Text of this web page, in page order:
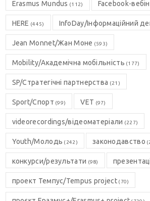
Erasmus Mundus (112) Facebook-
HERE (445) InfoDay/Інформаційний
Jean Monnet/Жан Моне (593)
Mobility/Академічна мобільність (177)
SP/Стратегічні партнерства (21)
Sport/Спорт (99) VET (97)
videorecordings/відеоматеріали (227)
Youth/Молодь (242) законодавство
конкурси/результати (98)
проект Темпус/Tempus project(70)